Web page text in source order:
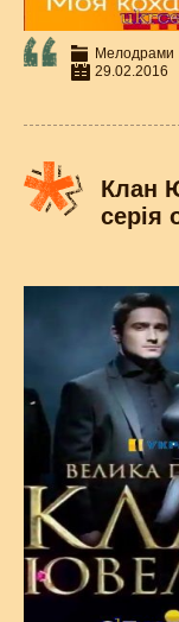
Мелодрами
29.02.2016
Клан
серія